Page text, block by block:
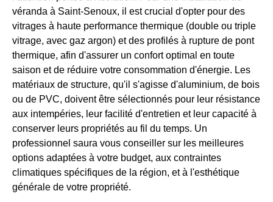
véranda à Saint-Senoux, il est crucial d'opter pour des
vitrages à haute performance thermique (double ou triple
vitrage, avec gaz argon) et des profilés à rupture de pont
thermique, afin d'assurer un confort optimal en toute
saison et de réduire votre consommation d'énergie. Les
matériaux de structure, qu'il s'agisse d'aluminium, de bois
ou de PVC, doivent être sélectionnés pour leur résistance
aux intempéries, leur facilité d'entretien et leur capacité à
conserver leurs propriétés au fil du temps. Un
professionnel saura vous conseiller sur les meilleures
options adaptées à votre budget, aux contraintes
climatiques spécifiques de la région, et à l'esthétique
générale de votre propriété.